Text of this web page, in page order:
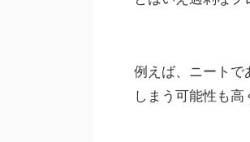
例えば、ニートで
しまう可能性も高